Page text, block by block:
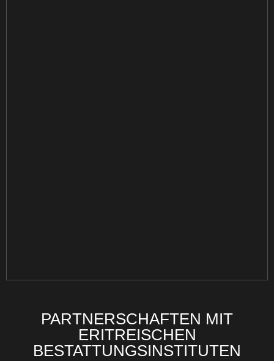
PARTNERSCHAFTEN MIT
ERITREISCHEN
BESTATTUNGSINSTITUTEN